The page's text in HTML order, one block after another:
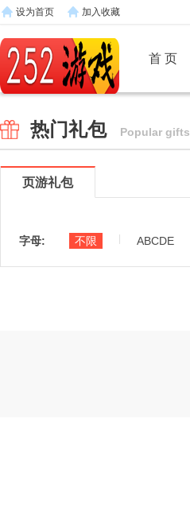
设为首页 加入收藏
首 页
热门礼包 Popular gifts
页游礼包
字母: 不限 ABCDE